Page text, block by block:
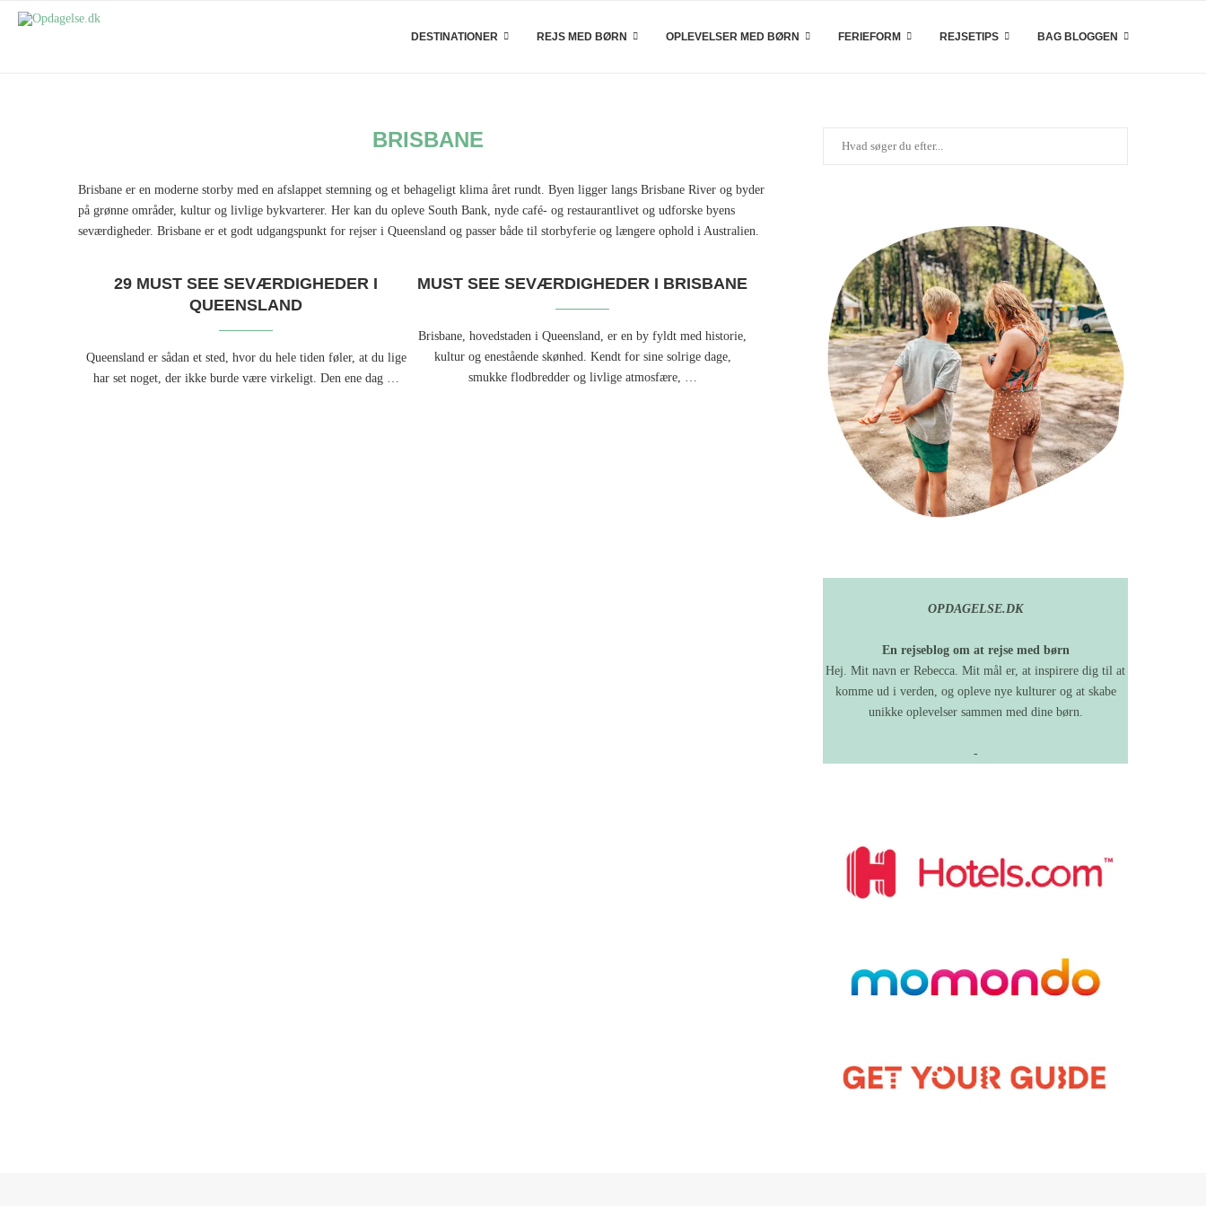
DESTINATIONER REJS MED BØRN OPLEVELSER MED BØRN FERIEFORM REJSETIPS BAG BLOGGEN
BRISBANE
Brisbane er en moderne storby med en afslappet stemning og et behageligt klima året rundt. Byen ligger langs Brisbane River og byder
på grønne områder, kultur og livlige bykvarterer. Her kan du opleve South Bank, nyde café- og restaurantlivet og udforske byens
seværdigheder. Brisbane er et godt udgangspunkt for rejser i Queensland og passer både til storbyferie og længere ophold i Australien.
29 MUST SEE SEVÆRDIGHEDER I
QUEENSLAND
Queensland er sådan et sted, hvor du hele tiden føler, at du lige
har set noget, der ikke burde være virkeligt. Den ene dag …
MUST SEE SEVÆRDIGHEDER I BRISBANE
Brisbane, hovedstaden i Queensland, er en by fyldt med historie,
kultur og enestående skønhed. Kendt for sine solrige dage,
smukke flodbredder og livlige atmosfære, …
OPDAGELSE.DK
En rejseblog om at rejse med børn
Hej. Mit navn er Rebecca. Mit mål er, at inspirere dig til at
komme ud i verden, og opleve nye kulturer og at skabe
unikke oplevelser sammen med dine børn.
-